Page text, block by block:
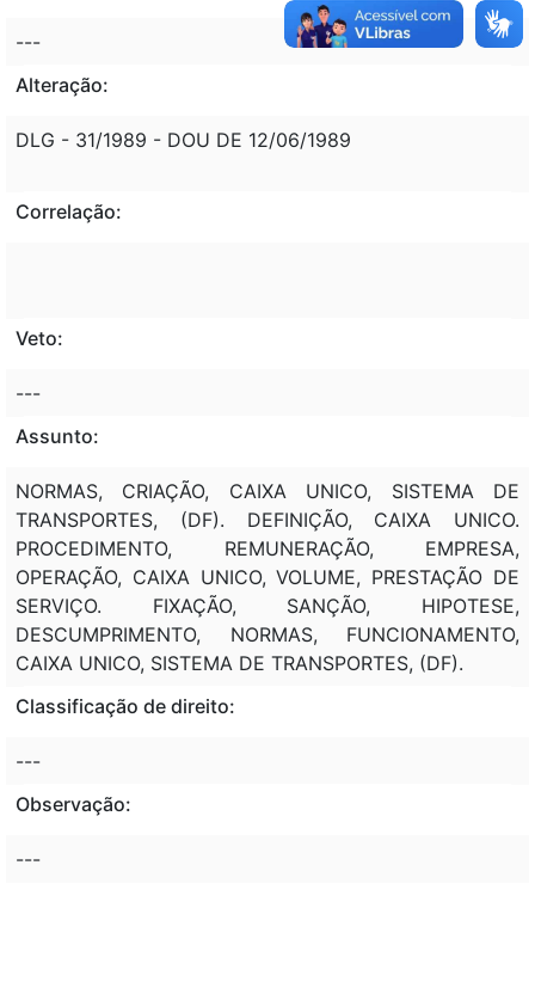
---
Alteração:
DLG - 31/1989 - DOU DE 12/06/1989
Correlação:
Veto:
---
Assunto:
NORMAS, CRIAÇÃO, CAIXA UNICO, SISTEMA DE
TRANSPORTES, (DF). DEFINIÇÃO, CAIXA UNICO.
PROCEDIMENTO, REMUNERAÇÃO, EMPRESA,
OPERAÇÃO, CAIXA UNICO, VOLUME, PRESTAÇÃO DE
SERVIÇO. FIXAÇÃO, SANÇÃO, HIPOTESE,
DESCUMPRIMENTO, NORMAS, FUNCIONAMENTO,
CAIXA UNICO, SISTEMA DE TRANSPORTES, (DF).
Classificação de direito:
---
Observação:
---